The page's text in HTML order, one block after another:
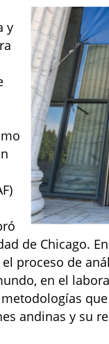
y
de Chicago.
proceso de
en el
andinas y su